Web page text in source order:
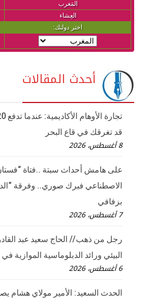
أحدث المقالات
قد تغرقك في قاع البحر
8 أغسطس، 2026
على هامش أحداث سبتة ..فتاة
الاصطناعي فبرك صوري.. وفرقة
بزفافي
7 أغسطس، 2026
رجل من ذهب // الحاج سعيد عبد القادر
البيئي ورائد الدبلوماسية الموازية في
6 أغسطس، 2026
الحدث السعيد: الأمير مولاي هشام